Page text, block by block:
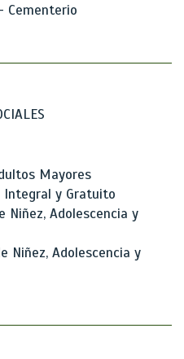
Cementerio
Mayores
Integral y Gratuito
Niñez, Adolescencia y
Niñez, Adolescencia y